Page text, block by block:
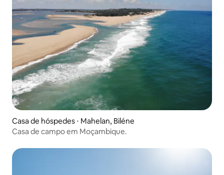
Casa de hóspedes ⋅ Mahelan, Biléne
Casa de campo em Moçambique.